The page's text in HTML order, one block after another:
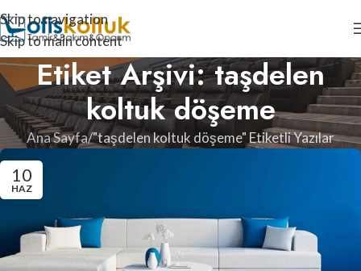
Skip to navigation
Skip to main content
Etiket Arşivi: taşdelen
koltuk döşeme
Ana Sayfa "taşdelen koltuk döşeme" Etiketli Yazılar
10
HAZ